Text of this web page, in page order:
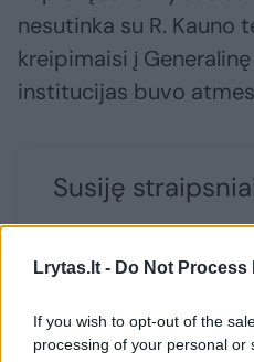
Lrytas.lt - Do Not
If you wish to opt-out of the
processing of your personal or
nesutinka su R. Kauno
kreipimaisi į
institucijas buvo
Susiję